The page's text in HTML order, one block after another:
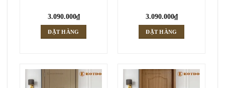
3.090.000₫
ĐẶT HÀNG
3.090.000₫
ĐẶT HÀNG